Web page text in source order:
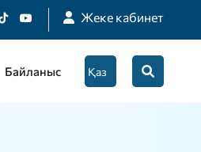
Жеке кабинет
Байланыс